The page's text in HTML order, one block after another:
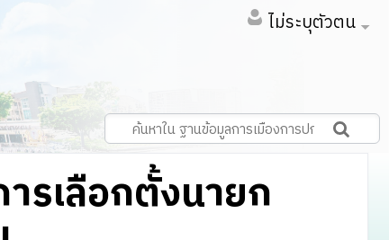
ไม่ระบุตัวตน
รเลือกตั้งนายก